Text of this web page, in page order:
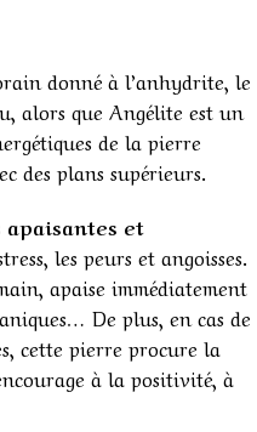
donné à l’anhydrite, le
alors que Angélite est un
de la pierre
des plans supérieurs.
et
les peurs et angoisses.
apaise immédiatement
De plus, en cas de
cette pierre procure la
à la positivité, à